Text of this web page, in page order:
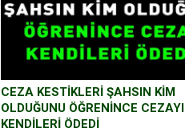
CEZA KESTİKLERİ ŞAHSIN KİM
OLDUĞUNU ÖĞRENİNCE CEZAYI
KENDİLERİ ÖDEDİ